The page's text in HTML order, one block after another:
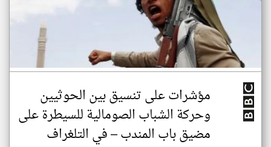
مؤشرات على تنسيق بين الحوثيين
وحركة الشباب الصومالية للسيطرة على
مضيق باب المندب – في التلغراف